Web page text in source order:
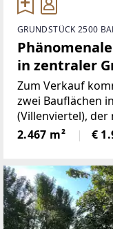
GRUNDSTÜCK 2500
in zentraler
Bauflächen!
Zum Verkauf
zwei Bauflächen
(Villenviertel),
Südwesten von
der Flughafen
2.467 m² €